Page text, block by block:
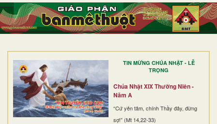
TIN MỪNG CHÚA NHẬT - LỄ
TRỌNG
Chúa Nhật XIX Thường Niên -
Năm A
“Cứ yên tâm, chính Thầy đây, đừng
sợ!” (Mt 14,22-33)
TRANG NHẤT
GIỚI THIỆU
DÒNG TU
BAN MỤC VỤ
ĐOÀN THỂ CG